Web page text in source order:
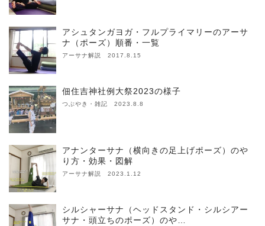
アシュタンガヨガ・フルプライマリーのアーサ
ナ（ポーズ）順番・一覧
アーサナ解説 2017.8.15
佃住吉神社例大祭2023の様子
つぶやき・雑記 2023.8.8
アナンターサナ（横向きの足上げポーズ）のや
り方・効果・図解
アーサナ解説 2023.1.12
シルシャーサナ（ヘッドスタンド・シルシアー
サナ・頭立ちのポーズ）のや…